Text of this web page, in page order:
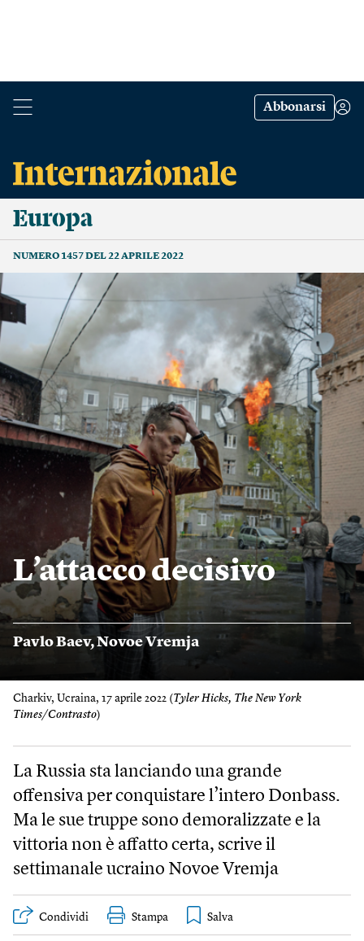
Abbonarsi
Europa
NUMERO 1457 DEL 22 APRILE 2022
Charkiv, Ucraina, 17 aprile 2022 (Tyler Hicks, The New York
Times/Contrasto)
L’attacco decisivo
Pavlo Baev,Novoe Vremja
La Russia sta lanciando una grande
offensiva per conquistare l’intero Donbass.
Ma le sue truppe sono demoralizzate e la
vittoria non è affatto certa, scrive il
settimanale ucraino Novoe Vremja
Condividi Stampa